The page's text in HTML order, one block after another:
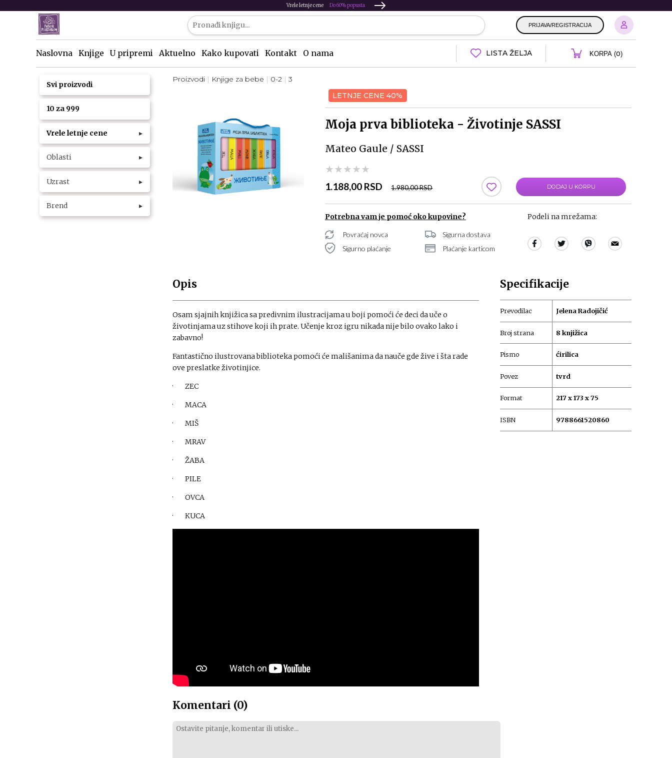
Vrele letnje cene Do 60% popusta
PRIJAVA/REGISTRACIJA
Naslovna Knjige U pripremi Aktuelno Kako kupovati Kontakt O nama LISTA ŽELJA KORPA (0)
Svi proizvodi
10 za 999
Vrele letnje cene ▸
Oblasti ▸
Uzrast ▸
Brend ▸
Proizvodi Knjige za bebe 0-2
3
LETNJE CENE 40%
Moja prva biblioteka - Životinje SASSI
Mateo Gaule / SASSI
★★★★★
★★★★★
★★★★★
1.188,00 RSD 1.980,00 RSD DODAJ U KORPU
Potrebna vam je pomoć oko kupovine?
Povraćaj novca
Sigurna dostava
Sigurno plaćanje
Plaćanje karticom
Podeli na mrežama:
Opis
Osam sjajnih knjižica sa predivnim ilustracijama u boji pomoći će deci da uče o
životinjama uz stihove koji ih prate. Učenje kroz igru nikada nije bilo ovako lako i
zabavno!
Fantastično ilustrovana biblioteka pomoći će mališanima da nauče gde žive i šta rade
ove preslatke životinjice.
· ZEC
· MACA
· MIŠ
· MRAV
· ŽABA
· PILE
· OVCA
· КUCA
Specifikacije
Prevodilac Jelena Radojičić
Broj strana 8 knjižica
Pismo ćirilica
Povez tvrd
Format 217 x 173 x 75
ISBN 9788661520860
Komentari (0)